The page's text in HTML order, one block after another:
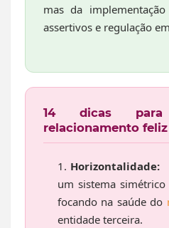
mas da
assertivos e regulação
14 dicas
relacionamento feliz
Horizontalidade:
um sistema
focando na saúde do
entidade terceira.